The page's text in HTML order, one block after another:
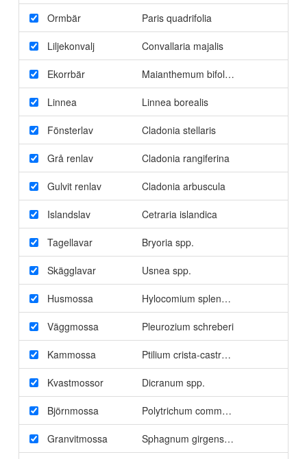
Ormbär Paris quadrifolia
Liljekonvalj Convallaria majalis
Ekorrbär Maianthemum bifolium
Linnea Linnea borealis
Fönsterlav Cladonia stellaris
Grå renlav Cladonia rangiferina
Gulvit renlav Cladonia arbuscula
Islandslav Cetraria islandica
Tagellavar Bryoria spp.
Skägglavar Usnea spp.
Husmossa Hylocomium splendens
Väggmossa Pleurozium schreberi
Kammossa Ptilium crista-castrensis
Kvastmossor Dicranum spp.
Björnmossa Polytrichum commune
Granvitmossa Sphagnum girgensohnii